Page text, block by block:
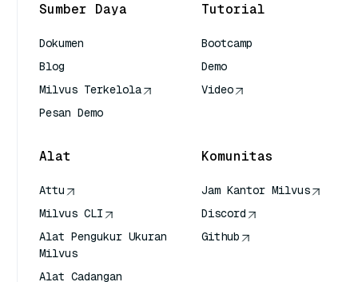
Sumber Daya
Dokumen
Blog
Milvus Terkelola
Pesan Demo
Tutorial
Bootcamp
Demo
Video
Alat
Attu
Milvus CLI
Alat Pengukur Ukuran
Milvus
Alat Cadangan
Komunitas
Jam Kantor Milvus
Discord
Github